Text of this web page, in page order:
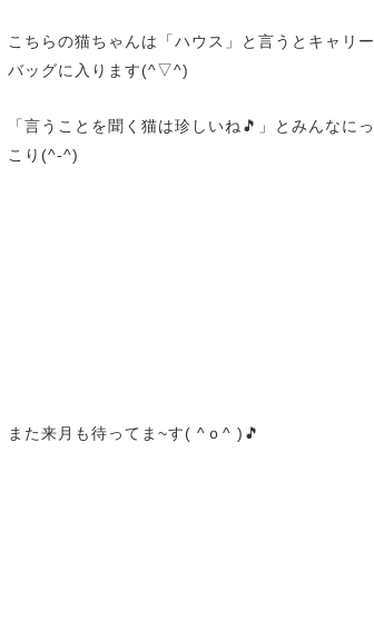
こちらの猫ちゃんは「ハウス」と言うとキャリー
バッグに入ります(^▽^)
「言うことを聞く猫は珍しいね🎵」とみんなにっ
こり(^-^)
また来月も待ってま~す( ^ｏ^ )🎵